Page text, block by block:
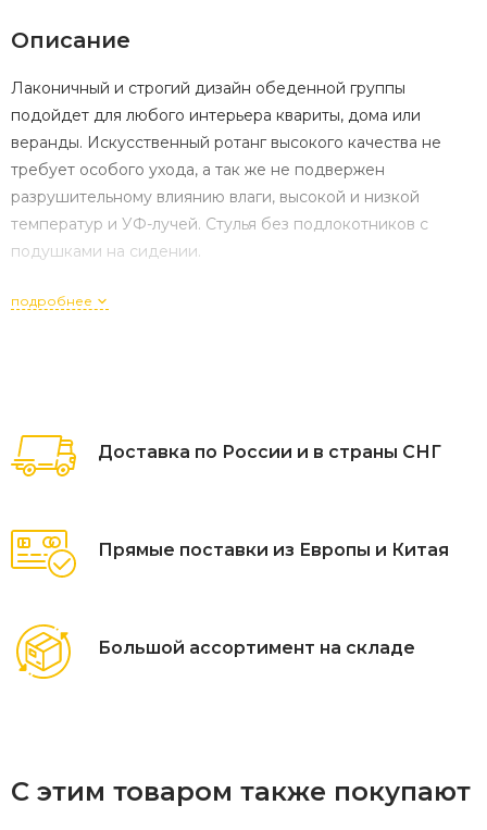
Описание
Лаконичный и строгий дизайн обеденной группы
подойдет для любого интерьера квариты, дома или
веранды. Искусственный ротанг высокого качества не
требует особого ухода, а так же не подвержен
разрушительному влиянию влаги, высокой и низкой
температур и УФ-лучей. Стулья без подлокотников с
подушками на сидении.
подробнее
Доставка по России и в страны СНГ
Прямые поставки из Европы и Китая
Большой ассортимент на складе
С этим товаром также покупают